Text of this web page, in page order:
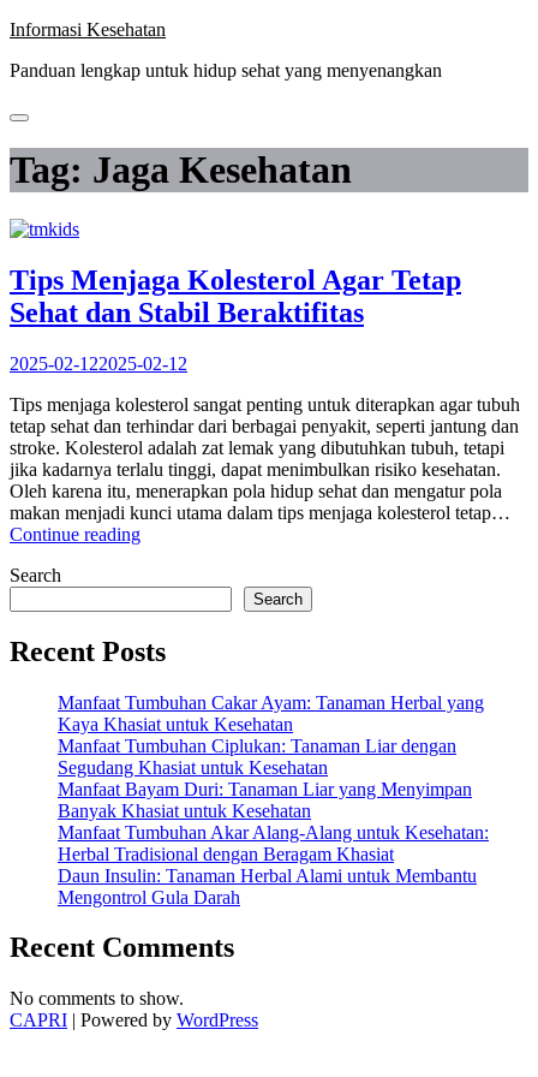
Skip
content
Informasi Kesehatan
Panduan lengkap untuk hidup sehat yang menyenangkan
Tag: Jaga Kesehatan
Tips Menjaga Kolesterol Agar Tetap
Sehat dan Stabil Beraktifitas
2025-02-122025-02-12
Tips menjaga kolesterol sangat penting untuk diterapkan agar tubuh
tetap sehat dan terhindar dari berbagai penyakit, seperti jantung dan
stroke. Kolesterol adalah zat lemak yang dibutuhkan tubuh, tetapi
jika kadarnya terlalu tinggi, dapat menimbulkan risiko kesehatan.
Oleh karena itu, menerapkan pola hidup sehat dan mengatur pola
makan menjadi kunci utama dalam tips menjaga kolesterol tetap…
Continue reading“Tips
Sehat
dan
Beraktifitas”
Search
Search
Recent Posts
Manfaat Tumbuhan Cakar Ayam: Tanaman Herbal yang
Kaya Khasiat untuk Kesehatan
Manfaat Tumbuhan Ciplukan: Tanaman Liar dengan
Segudang Khasiat untuk Kesehatan
Manfaat Bayam Duri: Tanaman Liar yang Menyimpan
Banyak Khasiat untuk Kesehatan
Manfaat Tumbuhan Akar Alang-Alang untuk Kesehatan:
Herbal Tradisional dengan Beragam Khasiat
Daun Insulin: Tanaman Herbal Alami untuk Membantu
Mengontrol Gula Darah
Recent Comments
No comments to show.
CAPRI | Powered by WordPress